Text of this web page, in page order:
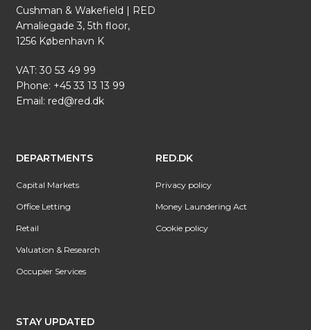
Cushman & Wakefield | RED
Amaliegade 3, 5th floor,
1256 København K
VAT: 30 53 49 99
Phone: +45 33 13 13 99
Email: red@red.dk
DEPARTMENTS
Capital Markets
Office Letting
Retail
Valuation & Research
Occupier Services
RED.DK
Privacy policy
Money Laundering Act
Cookie policy
STAY UPDATED